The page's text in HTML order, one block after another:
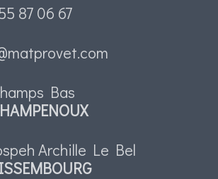
87 06 67
Bas
Archille Le Bel